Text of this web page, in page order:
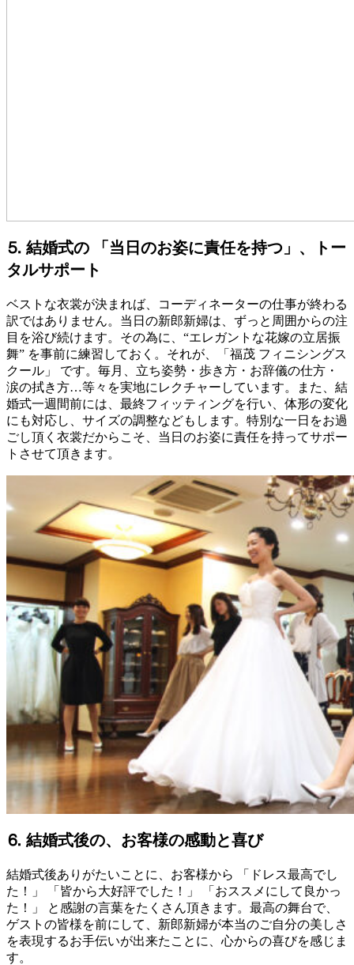
⒌ 結婚式の 「当日のお姿に責任を持つ」、トー
タルサポート
ベストな衣裳が決まれば、コーディネーターの仕事が終わる
訳ではありません。当日の新郎新婦は、ずっと周囲からの注
目を浴び続けます。その為に、“エレガントな花嫁の立居振
舞” を事前に練習しておく。それが、「福茂 フィニシングス
クール」 です。毎月、立ち姿勢・歩き方・お辞儀の仕方・
涙の拭き方…等々を実地にレクチャーしています。また、結
婚式一週間前には、最終フィッティングを行い、体形の変化
にも対応し、サイズの調整などもします。特別な一日をお過
ごし頂く衣裳だからこそ、当日のお姿に責任を持ってサポー
トさせて頂きます。
⒍ 結婚式後の、お客様の感動と喜び
結婚式後ありがたいことに、お客様から 「ドレス最高でし
た！」 「皆から大好評でした！」 「おススメにして良かっ
た！」 と感謝の言葉をたくさん頂きます。最高の舞台で、
ゲストの皆様を前にして、新郎新婦が本当のご自分の美しさ
を表現するお手伝いが出来たことに、心からの喜びを感じま
す。